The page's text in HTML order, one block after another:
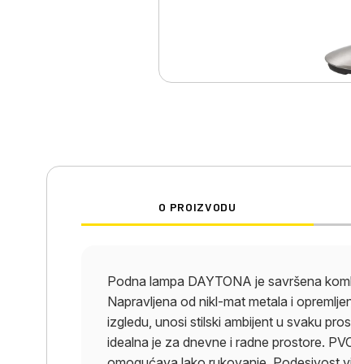
O PROIZVODU
Podna lampa DAYTONA je savršena
Napravljena od nikl-mat metala i
izgledu, unosi stilski ambijent u svaku
idealna je za dnevne i radne prostore.